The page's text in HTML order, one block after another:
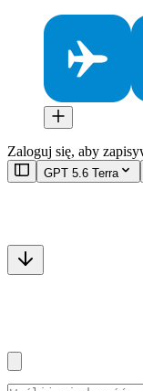
Zaloguj się, aby
GPT 5.6 Terra